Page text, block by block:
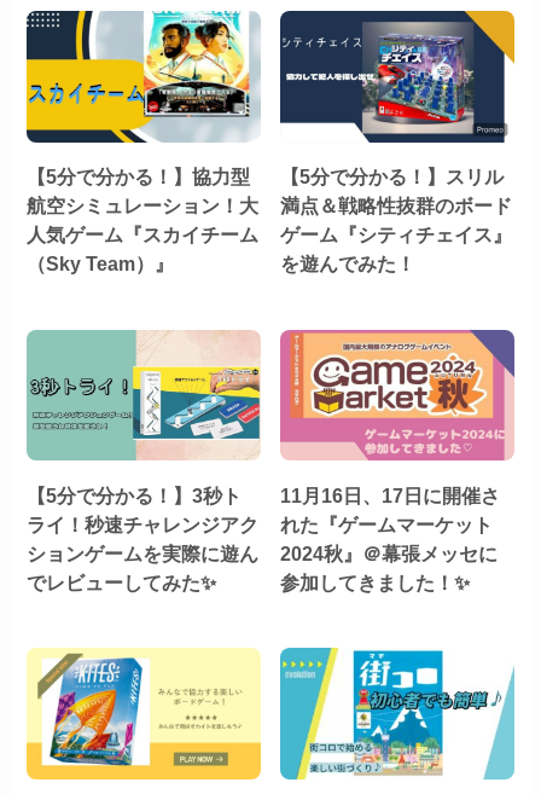
【5分で分かる！】協力型
航空シミュレーション！大
人気ゲーム『スカイチーム
（Sky Team）』
【5分で分かる！】スリル
満点＆戦略性抜群のボード
ゲーム『シティチェイス』
を遊んでみた！
【5分で分かる！】3秒ト
ライ！秒速チャレンジアク
ションゲームを実際に遊ん
でレビューしてみた✨
11月16日、17日に開催さ
れた『ゲームマーケット
2024秋』＠幕張メッセに
参加してきました！✨